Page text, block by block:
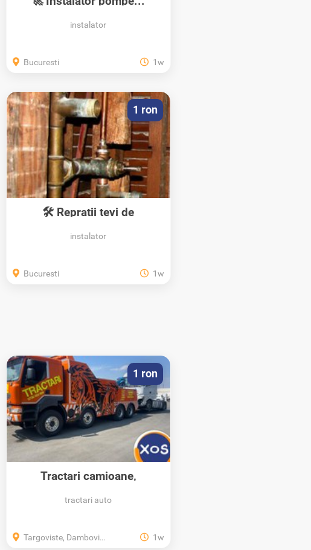
instalator
Bucuresti 1w
🛠️ Repratii tevi de
instalator
1 ron
Bucuresti 1w
Tractari camioane,
tractari auto
1 ron
Targoviste, Dambovita 1w